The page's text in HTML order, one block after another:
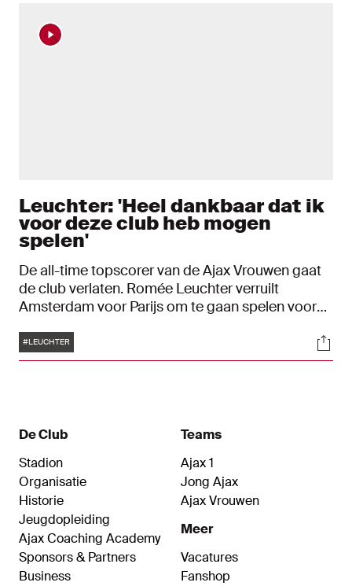
Leuchter: 'Heel dankbaar dat ik
voor deze club heb mogen
spelen'
De all-time topscorer van de Ajax Vrouwen gaat
de club verlaten. Romée Leuchter verruilt
Amsterdam voor Parijs om te gaan spelen voor
voor de spits om na te denken over haar vertrek.
"Ik kijk met een goed gevoel terug op mijn
Tags
#LEUCHTER
De Club
Stadion
Organisatie
Historie
Jeugdopleiding
Ajax Coaching Academy
Sponsors & Partners
Business
Teams
Ajax 1
Jong Ajax
Ajax Vrouwen
Meer
Vacatures
Fanshop